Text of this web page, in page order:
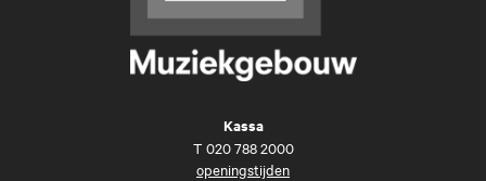
Kassa
T 020 788 2000
openingstijden